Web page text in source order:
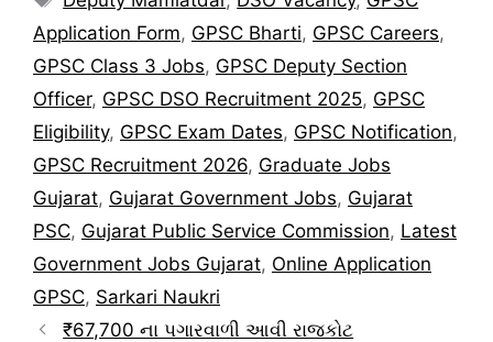
Application Form, GPSC Bharti, GPSC Careers,
GPSC Class 3 Jobs, GPSC Deputy Section
Officer, GPSC DSO Recruitment 2025, GPSC
Eligibility, GPSC Exam Dates, GPSC Notification,
GPSC Recruitment 2026, Graduate Jobs
Gujarat, Gujarat Government Jobs, Gujarat
PSC, Gujarat Public Service Commission, Latest
Government Jobs Gujarat, Online Application
GPSC, Sarkari Naukri
₹67,700 ના પગારવાળી આવી રાજકોટ